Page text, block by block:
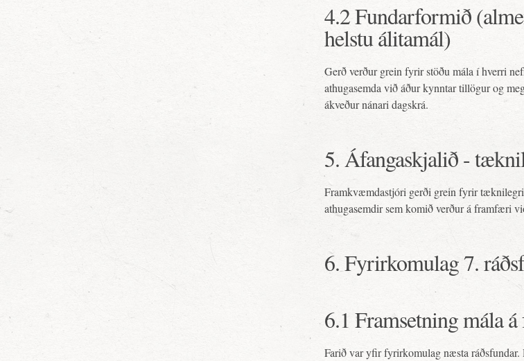
4.2 Fundarformið
helstu álitamál)
Gerð verður grein fyrir stöðu mála í hverri
athugasemda við áður kynntar tillögur og
ákveður nánari dagskrá.
5. Áfangaskjalið -
Framkvæmdastjóri gerði grein fyrir
athugasemdir sem komið verður á framfæri
6. Fyrirkomulag 7.
6.1 Framsetning mála
Farið var yfir fyrirkomulag næsta